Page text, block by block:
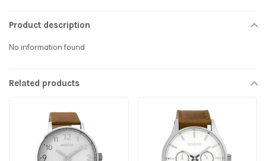
Product description
No information found
Related products